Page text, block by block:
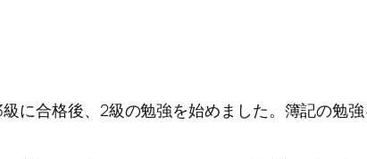
に合格後、2級の勉強を始めました。簿記の勉